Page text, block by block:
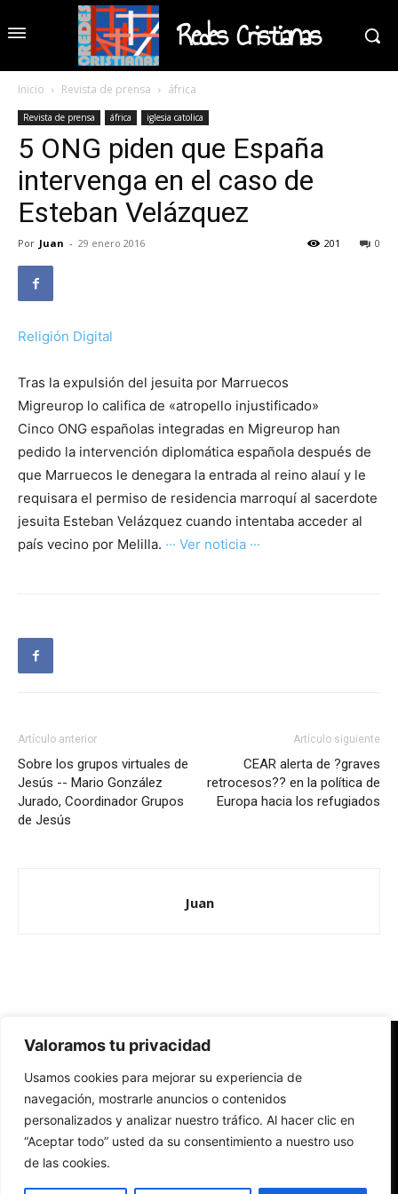
Valoramos tu privacidad
Usamos cookies para mejorar su experiencia de
navegación, mostrarle anuncios o contenidos
personalizados y analizar nuestro tráfico. Al hacer clic en
“Aceptar todo” usted da su consentimiento a nuestro uso
de las cookies.
Redes Cristianas
Inicio Revista de prensa áfrica
Revista de prensa áfrica iglesia catolica
5 ONG piden que España
intervenga en el caso de
Esteban Velázquez
Por Juan - 29 enero 2016 0
201
Religión Digital
Tras la expulsión del jesuita por Marruecos
Migreurop lo califica de «atropello injustificado»
Cinco ONG españolas integradas en Migreurop han
pedido la intervención diplomática española después de
que Marruecos le denegara la entrada al reino alauí y le
requisara el permiso de residencia marroquí al sacerdote
jesuita Esteban Velázquez cuando intentaba acceder al
país vecino por Melilla. ··· Ver noticia ···
Artículo anterior
Sobre los grupos virtuales de
Jesús -- Mario González
Jurado, Coordinador Grupos
de Jesús
Artículo siguiente
CEAR alerta de ?graves
retrocesos?? en la política de
Europa hacia los refugiados
Juan
Redes Cristianas
Una mirada alternativa sobre la Iglesia católica y la sociedad
- Colectivos de Redes Cristianas